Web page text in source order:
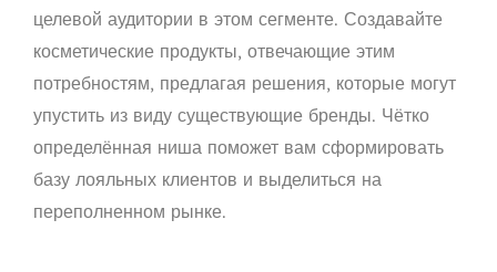
целевой аудитории в этом сегменте. Создавайте
косметические продукты, отвечающие этим
потребностям, предлагая решения, которые могут
упустить из виду существующие бренды. Чётко
определённая ниша поможет вам сформировать
базу лояльных клиентов и выделиться на
переполненном рынке.